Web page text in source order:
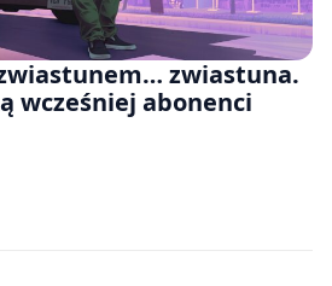
zwiastuna.
wcześniej abonenci